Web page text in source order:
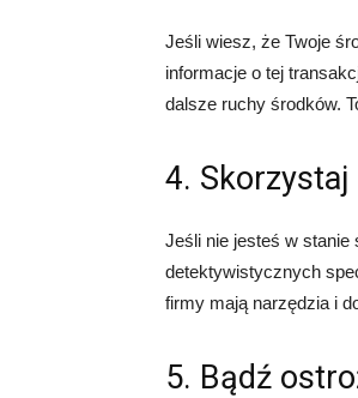
Jeśli wiesz, że Twoje
informacje o tej
dalsze ruchy środków.
4. Skorzystaj
Jeśli nie jesteś w
detektywistycznych
firmy mają narzędzia i
5. Bądź